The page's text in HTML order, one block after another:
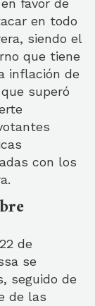
favor de
en todo
siendo el
que tiene
inflación de
superó
con los
de
se
seguido de
de las